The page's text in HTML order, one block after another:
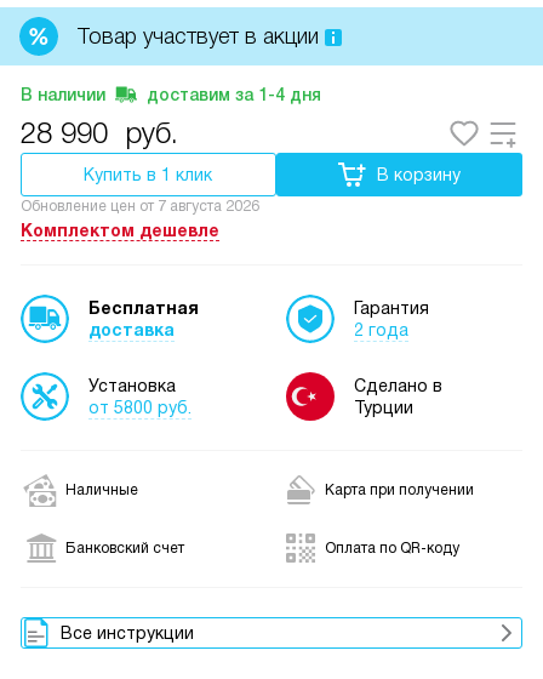
Товар участвует в акции
В наличии доставим за 1-4 дня
28 990 руб.
Купить в 1 клик В корзину
Обновление цен от 7 августа 2026
Комплектом дешевле
Бесплатная
доставка
Установка
от 5800 руб.
Гарантия
2 года
Сделано в
Турции
Наличные Карта при получении
Банковский счет Оплата по QR-коду
Все инструкции